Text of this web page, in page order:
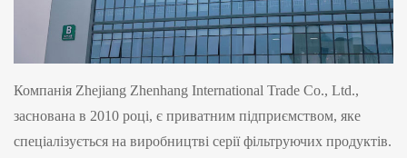
Компанія Zhejiang Zhenhang International Trade Co., Ltd.,
заснована в 2010 році, є приватним підприємством, яке
спеціалізується на виробництві серії фільтруючих продуктів.